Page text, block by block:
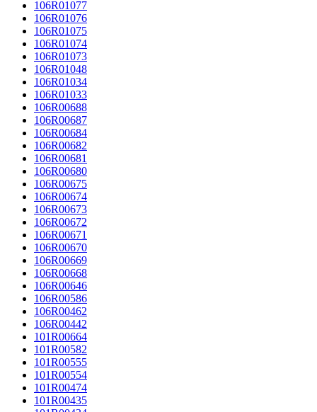
106R01077
106R01076
106R01075
106R01074
106R01073
106R01048
106R01034
106R01033
106R00688
106R00687
106R00684
106R00682
106R00681
106R00680
106R00675
106R00674
106R00673
106R00672
106R00671
106R00670
106R00669
106R00668
106R00646
106R00586
106R00462
106R00442
101R00664
101R00582
101R00555
101R00554
101R00474
101R00435